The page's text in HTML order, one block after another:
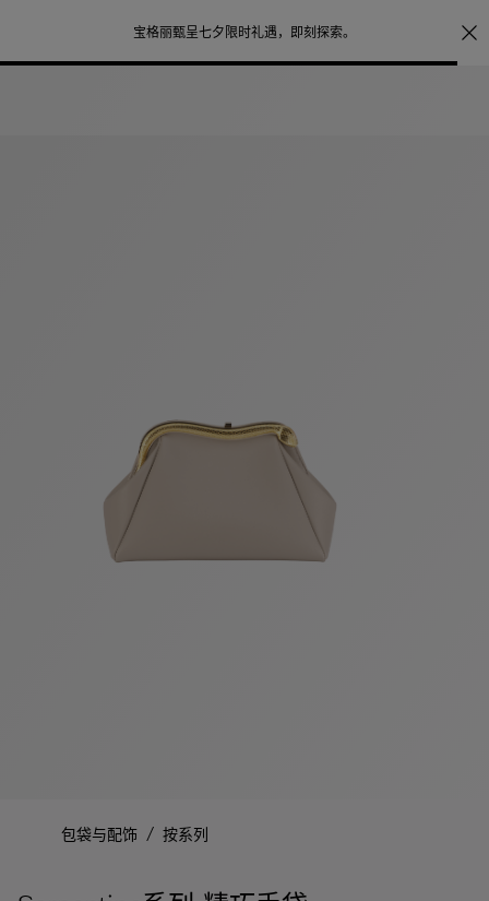
注册会员首次下单购买任意作品，可享受照片打印服务
击此处了解更多详情。
包袋与配饰 / 按系列